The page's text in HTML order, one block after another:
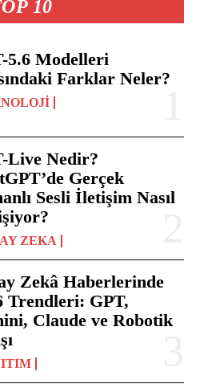
10
5.6 Modelleri
Farklar Neler?
Live Nedir?
Gerçek
Sesli İletişim Nasıl
ZEKA
Zekâ Haberlerinde
Trendleri: GPT,
Claude ve Robotik